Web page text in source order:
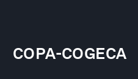
COPA-COGECA